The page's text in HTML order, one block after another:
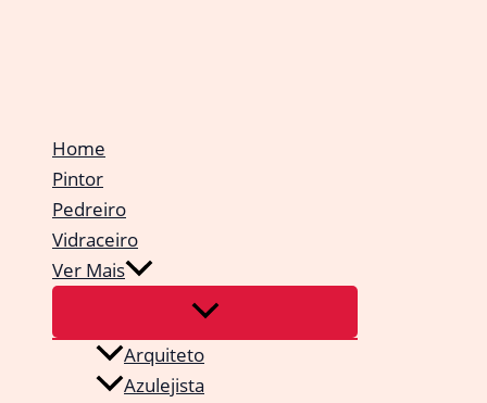
Home
Pintor
Pedreiro
Vidraceiro
Ver Mais
Arquiteto
Azulejista